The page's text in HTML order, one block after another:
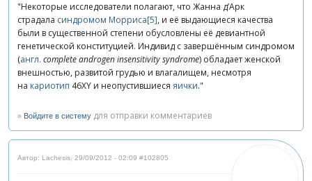
"Некоторые исследователи полагают, что Жанна д’Арк
страдала синдромом Морриса[5], и её выдающиеся качества
были в существенной степени обусловлены её девиантной
генетической конституцией. Индивид с завершённым синдромом
(англ. complete androgen insensitivity syndrome) обладает женской
внешностью, развитой грудью и влагалищем, несмотря
на кариотип 46XY и неопустившиеся яички."
» Войдите в систему для отправки комментариев
Автор: Lachesis 29/09/2012 - 02:09 #102805